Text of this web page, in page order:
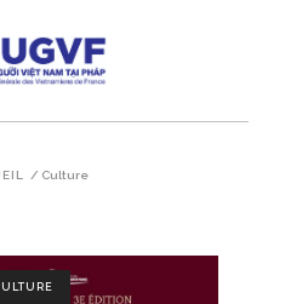
/ Culture